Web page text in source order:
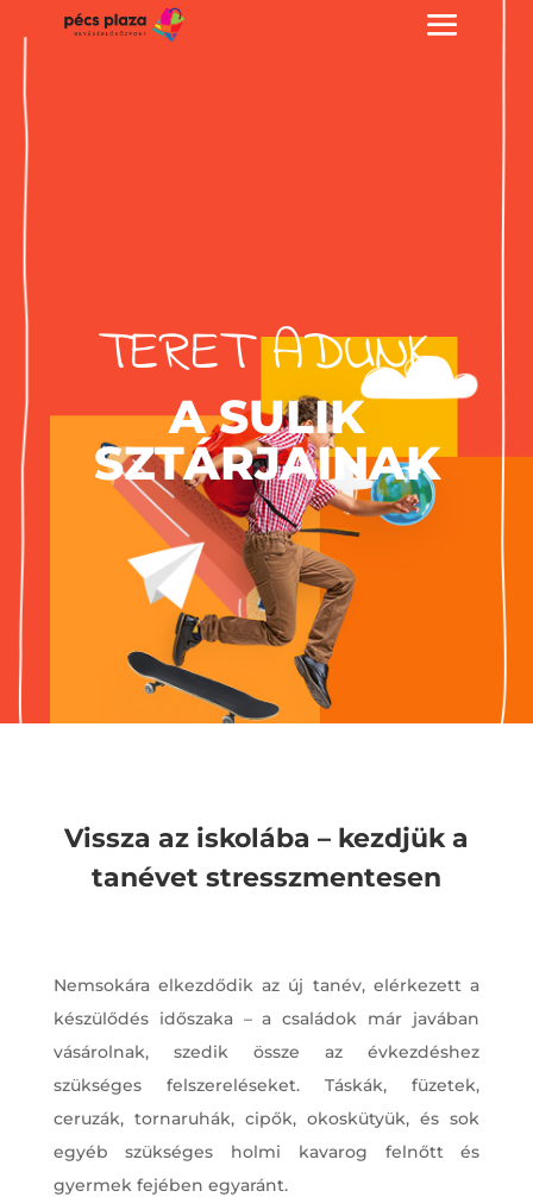
TERET ADUNK
A SULIK
SZTÁRJAINAK
Vissza az iskolába – kezdjük a
tanévet stresszmentesen
Nemsokára elkezdődik az új tanév, elérkezett a
készülődés időszaka – a családok már javában
vásárolnak, szedik össze az évkezdéshez
szükséges felszereléseket. Táskák, füzetek,
ceruzák, tornaruhák, cipők, okoskütyük, és sok
egyéb szükséges holmi kavarog felnőtt és
gyermek fejében egyaránt.